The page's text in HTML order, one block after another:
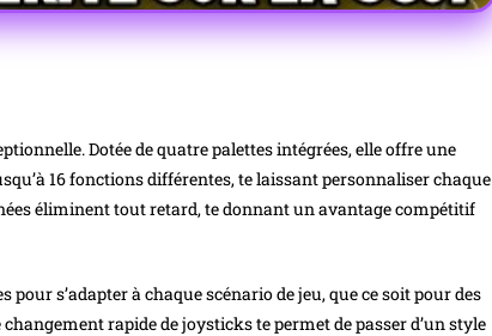
Dotée de quatre palettes intégrées, elle offre une
16 fonctions différentes, te laissant personnaliser chaque
éliminent tout retard, te donnant un avantage compétitif
s’adapter à chaque scénario de jeu, que ce soit pour des
rapide de joysticks te permet de passer d’un style